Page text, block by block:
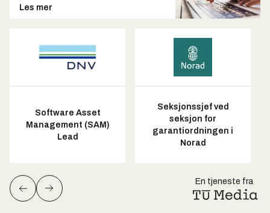
Les mer
Software Asset
Management (SAM)
Lead
Seksjonssjef ved
seksjon for
garantiordningen i
Norad
En tjeneste fra